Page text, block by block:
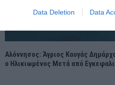
Data Deletion Data
Αλόννησος: Άγριος Καυγάς
ο Ηλικιωμένος Μετά από